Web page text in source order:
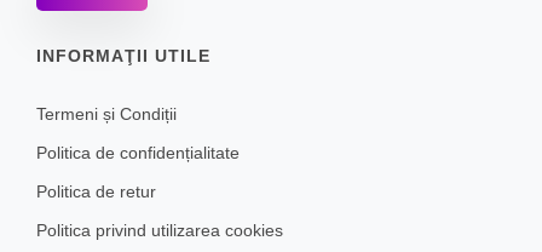
INFORMAŢII UTILE
Termeni și Condiții
Politica de confidențialitate
Politica de retur
Politica privind utilizarea cookies